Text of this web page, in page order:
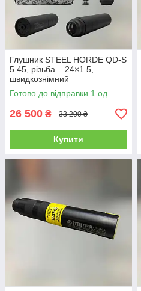
Глушник STEEL HORDE QD-S
5.45, різьба – 24×1.5,
швидкознімний
саундмодератор, ПБС
Готово до відправки 1 од.
26 500 ₴ 33 200 ₴
Купити